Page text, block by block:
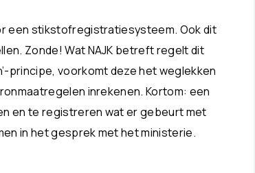
een stikstofregistratiesysteem. Ook dit
Zonde! Wat NAJK betreft regelt dit
principe, voorkomt deze het weglekken
inrekenen. Kortom: een
en te registreren wat er gebeurt met
in het gesprek met het ministerie.